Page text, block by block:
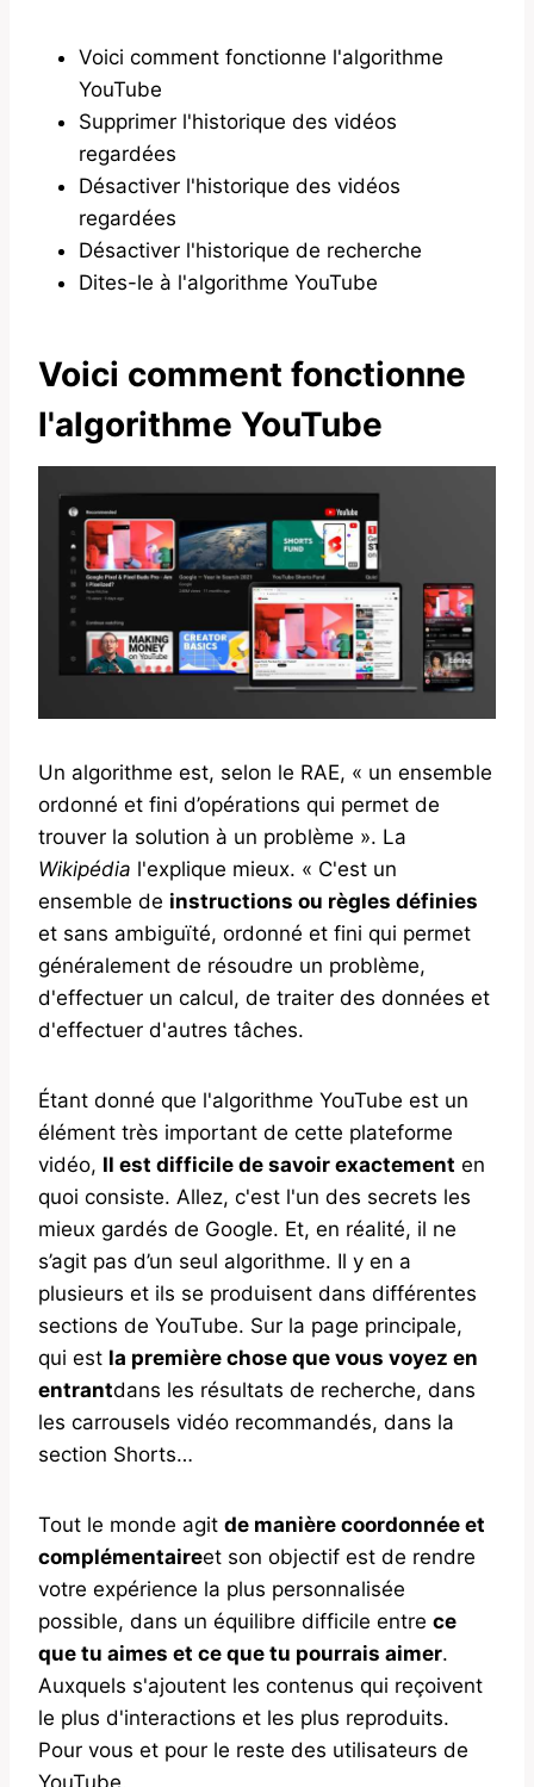
Voici comment fonctionne l'algorithme
YouTube
Supprimer l'historique des vidéos
regardées
Désactiver l'historique des vidéos
regardées
Désactiver l'historique de recherche
Dites-le à l'algorithme YouTube
Voici comment fonctionne
l'algorithme YouTube
Un algorithme est, selon le RAE, « un ensemble
ordonné et fini d’opérations qui permet de
trouver la solution à un problème ». La
Wikipédia l'explique mieux. « C'est un
ensemble de instructions ou règles définies
et sans ambiguïté, ordonné et fini qui permet
généralement de résoudre un problème,
d'effectuer un calcul, de traiter des données et
d'effectuer d'autres tâches.
Étant donné que l'algorithme YouTube est un
élément très important de cette plateforme
vidéo, Il est difficile de savoir exactement en
quoi consiste. Allez, c'est l'un des secrets les
mieux gardés de Google. Et, en réalité, il ne
s’agit pas d’un seul algorithme. Il y en a
plusieurs et ils se produisent dans différentes
sections de YouTube. Sur la page principale,
qui est la première chose que vous voyez en
entrantdans les résultats de recherche, dans
les carrousels vidéo recommandés, dans la
section Shorts…
Tout le monde agit de manière coordonnée et
complémentaireet son objectif est de rendre
votre expérience la plus personnalisée
possible, dans un équilibre difficile entre ce
que tu aimes et ce que tu pourrais aimer.
Auxquels s'ajoutent les contenus qui reçoivent
le plus d'interactions et les plus reproduits.
Pour vous et pour le reste des utilisateurs de